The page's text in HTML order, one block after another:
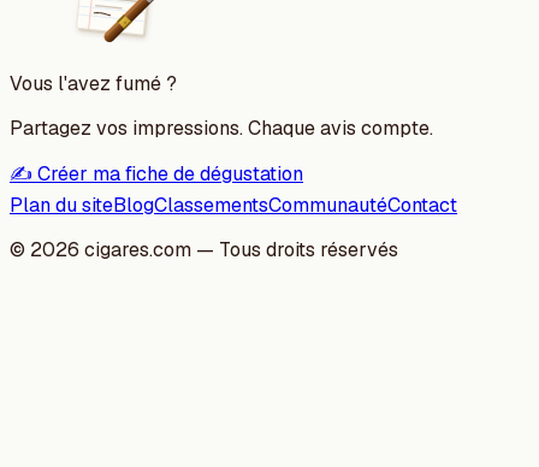
Vous l'avez fumé ?
Partagez vos impressions. Chaque avis compte.
✍️ Créer ma fiche de dégustation
Plan du siteBlogClassementsCommunautéContact
© 2026 cigares.com — Tous droits réservés